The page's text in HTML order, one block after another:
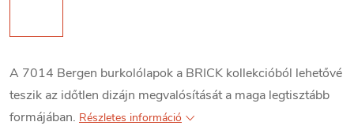
A 7014 Bergen burkolólapok a BRICK kollekcióból lehetővé
teszik az időtlen dizájn megvalósítását a maga legtisztább
formájában. Részletes információ